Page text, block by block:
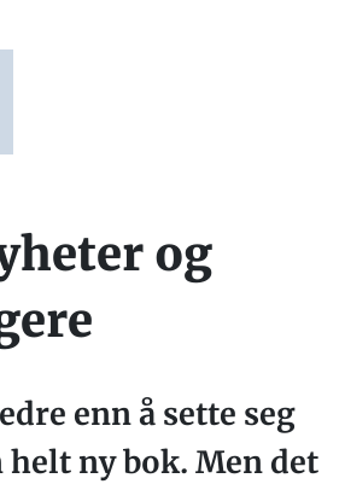
og
enn å sette seg
helt ny bok. Men det